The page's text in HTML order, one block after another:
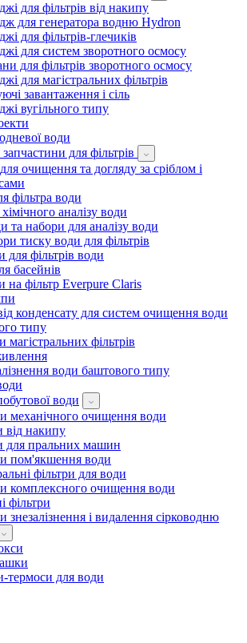
для фільтрів від накипу
для генератора водню Hydron
для фільтрів-глечиків
для систем зворотного осмосу
для фільтрів зворотного осмосу
для магістральних фільтрів
завантаження і сіль
вугільного типу
води
для фільтрів
очищення та догляду за сріблом і
фільтра води
аналізу води
та набори для аналізу води
тиску води для фільтрів
для фільтрів води
басейнів
на фільтр Everpure Claris
конденсату для систем очищення води
типу
магістральних фільтрів
води баштового типу
води
механічного очищення води
від накипу
для пральних машин
пом'якшення води
фільтри для води
комплексного очищення води
фільтри
знезалізнення і видалення сірководню
термоси для води